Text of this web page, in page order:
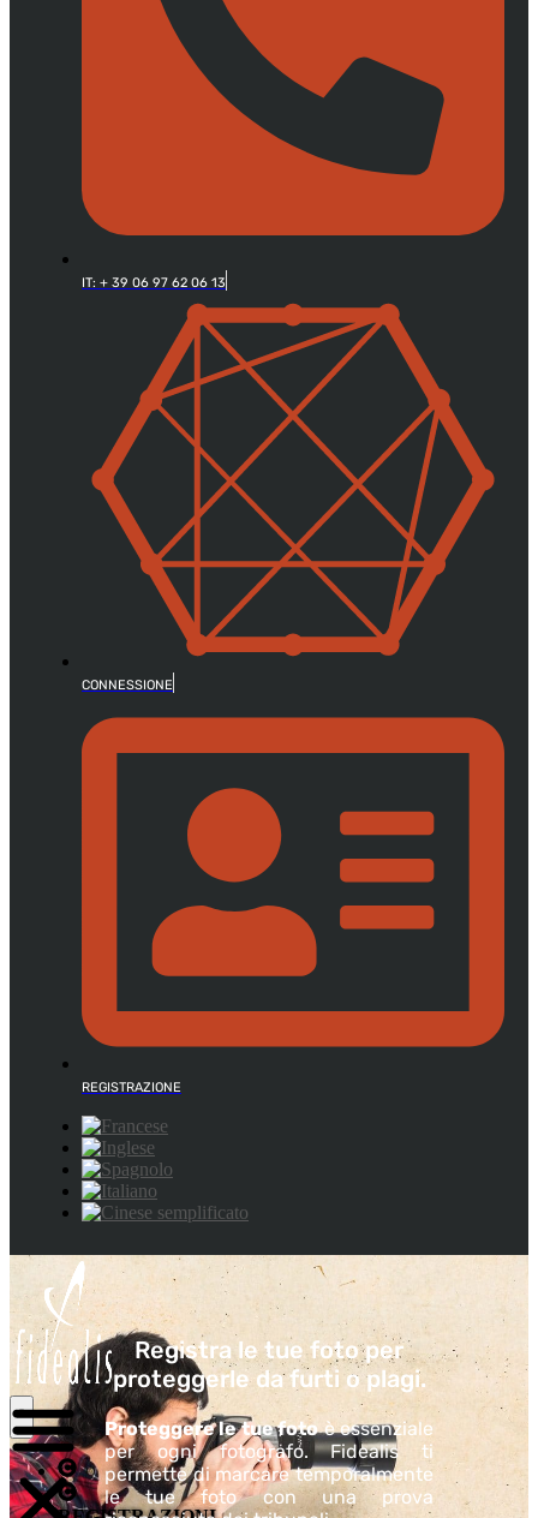
IT: + 39 06 97 62 06 13
CONNESSIONE
REGISTRAZIONE
Registra le tue foto per
proteggerle da furti o plagi.
Proteggere le tue fotoè essenziale
per ogni fotografo. Fidealis ti
permette di marcare temporalmente
le tue foto con una prova